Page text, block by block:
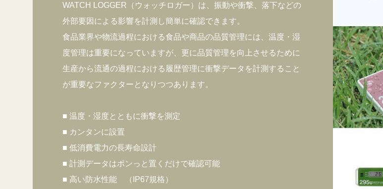
WATCH LOGGER（ウォッチロガー）は、振動や衝撃、落下などの
外部要因による影響を計測し簡単に確認できます。
食品業界や物流過程における食品や商品の品質管理には、温度・湿
度管理は重要になっていますが、更に品質管理を向上させるために
生産から流通の過程における履歴管理に衝撃データを計測すること
が重要なファクターとなりつつあります。
■ 温度・湿度とともに衝撃を測定
■ カンタンに設置
■ 低消費電力の長寿命設計
■ 計測データはポンっと置くだけで確認可能
■ 高い防水性能 （IP67規格）